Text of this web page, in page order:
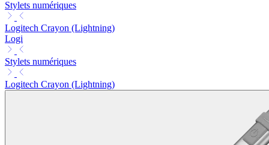
Stylets numériques
Logitech Crayon (Lightning)
Logi
Stylets numériques
Logitech Crayon (Lightning)